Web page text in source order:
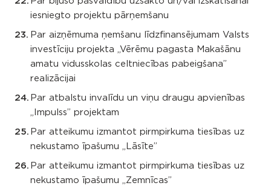
iesniegto projektu pārņemšanu
Par aizņēmuma ņemšanu līdzfinansējumam Valsts
investīciju projekta „Vērēmu pagasta Makašānu
amatu vidusskolas celtniecības pabeigšana”
realizācijai
Par atbalstu invalīdu un viņu draugu apvienības
„Impulss” projektam
Par atteikumu izmantot pirmpirkuma tiesības uz
nekustamo īpašumu „Lāsīte”
Par atteikumu izmantot pirmpirkuma tiesības uz
nekustamo īpašumu „Zemnīcas”